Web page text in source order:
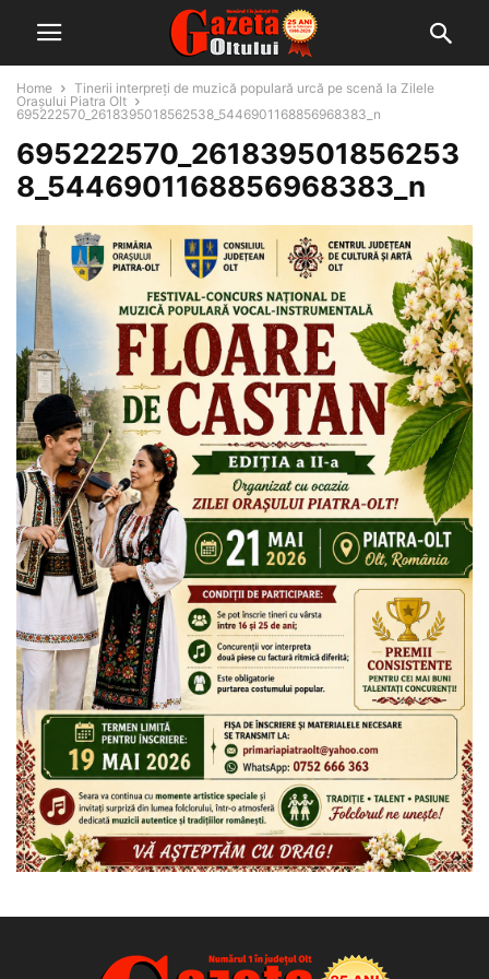
Home
Tinerii interpreți de muzică populară urcă pe scenă la Zilele
Orașului Piatra Olt
695222570_2618395018562538_5446901168856968383_n
695222570_261839501856253
8_5446901168856968383_n